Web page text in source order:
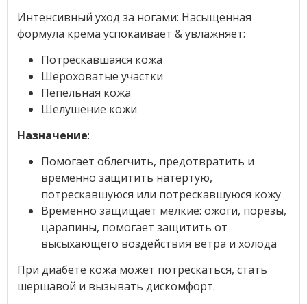
Интенсивный уход за ногами: Насыщенная
формула крема успокаивает & увлажняет:
Потрескавшаяся кожа
Шероховатые участки
Пепельная кожа
Шелушение кожи
Назначение:
Помогает облегчить, предотвратить и
временно защитить натертую,
потрескавшуюся или потрескавшуюся кожу
Временно защищает мелкие: ожоги, порезы,
царапины, помогает защитить от
высыхающего воздействия ветра и холода
При диабете кожа может потрескаться, стать
шершавой и вызывать дискомфорт.